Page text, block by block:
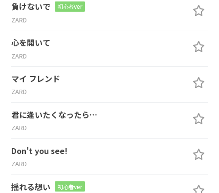
負けないで 初心者ver
ZARD
心を開いて
ZARD
マイ フレンド
ZARD
君に逢いたくなったら…
ZARD
Don't you see!
ZARD
揺れる想い 初心者ver